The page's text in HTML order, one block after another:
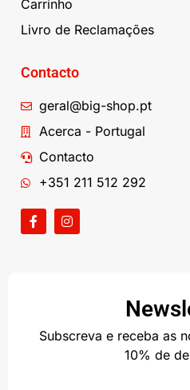
Carrinho
Livro de Reclamações
Contacto
geral@big-shop.pt
Acerca - Portugal
Contacto
+351 211 512 292
Subscreva e receba as
10% de